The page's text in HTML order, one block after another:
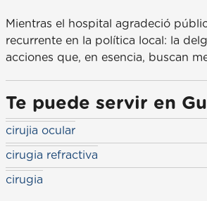
Mientras el hospital agradeció
recurrente en la política local: la
acciones que, en esencia, buscan
Te puede servir en
cirujia ocular
cirugia refractiva
cirugia